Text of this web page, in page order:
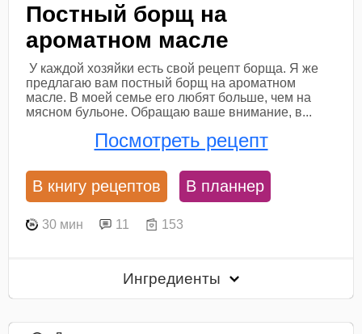
Постный борщ на
ароматном масле
У каждой хозяйки есть свой рецепт борща. Я же
предлагаю вам постный борщ на ароматном
масле. В моей семье его любят больше, чем на
мясном бульоне. Обращаю ваше внимание, в...
Посмотреть рецепт
В книгу рецептов В планнер
30 мин 11 153
Ингредиенты